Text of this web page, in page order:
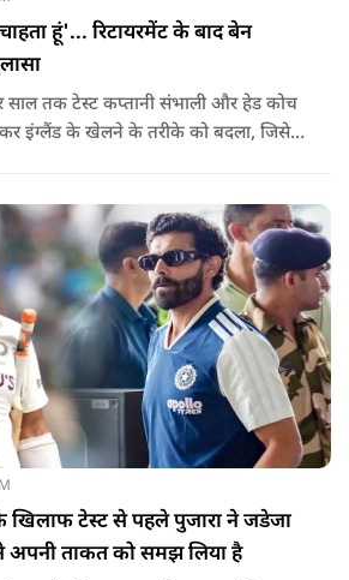
हूं'... रिटायरमेंट के बाद बेन
साल तक टेस्ट कप्तानी संभाली और हेड कोच
इंग्लैंड के खेलने के तरीके को बदला, जिसे
खिलाफ टेस्ट से पहले पुजारा ने जडेजा
अपनी ताकत को समझ लिया है